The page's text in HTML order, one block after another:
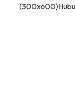
(300x600)